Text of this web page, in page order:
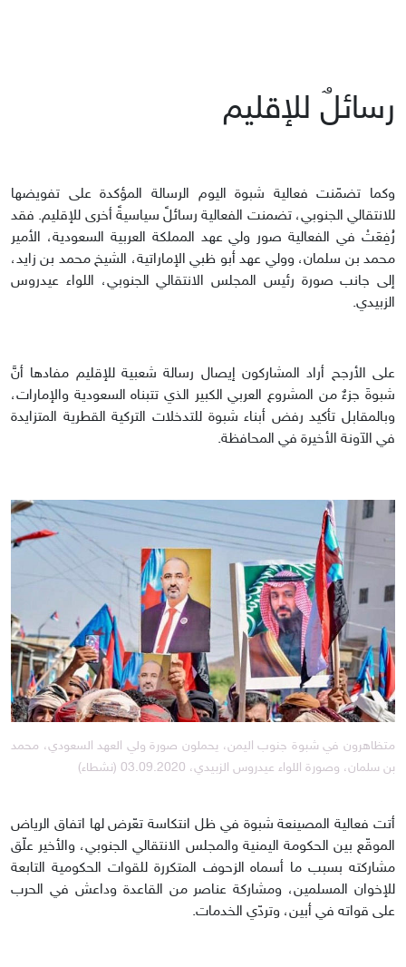
رسائلٌ للإقليم
وكما تضمّنت فعالية شبوة اليوم الرسالة المؤكدة على تفويضها
للانتقالي الجنوبي، تضمنت الفعالية رسائلً سياسيةً أخرى للإقليم. فقد
رُفِعَتْ في الفعالية صور ولي عهد المملكة العربية السعودية، الأمير
محمد بن سلمان، وولي عهد أبو ظبي الإماراتية، الشيخ محمد بن زايد،
إلى جانب صورة رئيس المجلس الانتقالي الجنوبي، اللواء عيدروس
الزبيدي.
على الأرجح أراد المشاركون إيصال رسالة شعبية للإقليم مفادها أنَّ
شبوةَ جزءٌ من المشروع العربي الكبير الذي تتبناه السعودية والإمارات،
وبالمقابل تأكيد رفض أبناء شبوة للتدخلات التركية القطرية المتزايدة
في الآونة الأخيرة في المحافظة.
متظاهرون في شبوة جنوب اليمن، يحملون صورة ولي العهد السعودي، محمد
بن سلمان، وصورة اللواء عيدروس الزبيدي، 03.09.2020 (نشطاء)
أتت فعالية المصينعة شبوة في ظل انتكاسة تعّرض لها اتفاق الرياض
الموقّع بين الحكومة اليمنية والمجلس الانتقالي الجنوبي، والأخير علّق
مشاركته بسبب ما أسماه الزحوف المتكررة للقوات الحكومية التابعة
للإخوان المسلمين، ومشاركة عناصر من القاعدة وداعش في الحرب
على قواته في أبين، وتردّي الخدمات.